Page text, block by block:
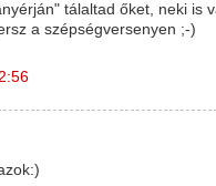
tálaltad őket, neki is
a szépségversenyen ;-)